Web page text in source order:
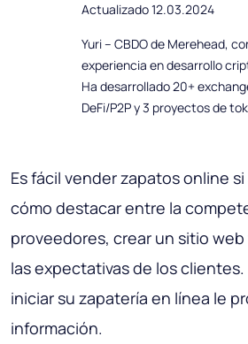
Actualizado 12.03.2024
Yuri – CBDO de Merehead,
experiencia en desarrollo
Ha desarrollado 20+
DeFi/P2P y 3 proyectos de
Es fácil vender zapatos online
cómo destacar entre la
proveedores, crear un sitio
las expectativas de los
iniciar su zapatería en línea le
información.